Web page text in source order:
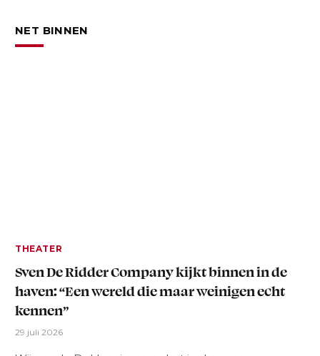
NET BINNEN
THEATER
Sven De Ridder Company kijkt binnen in de
haven: “Een wereld die maar weinigen echt
kennen”
29 juli 2026